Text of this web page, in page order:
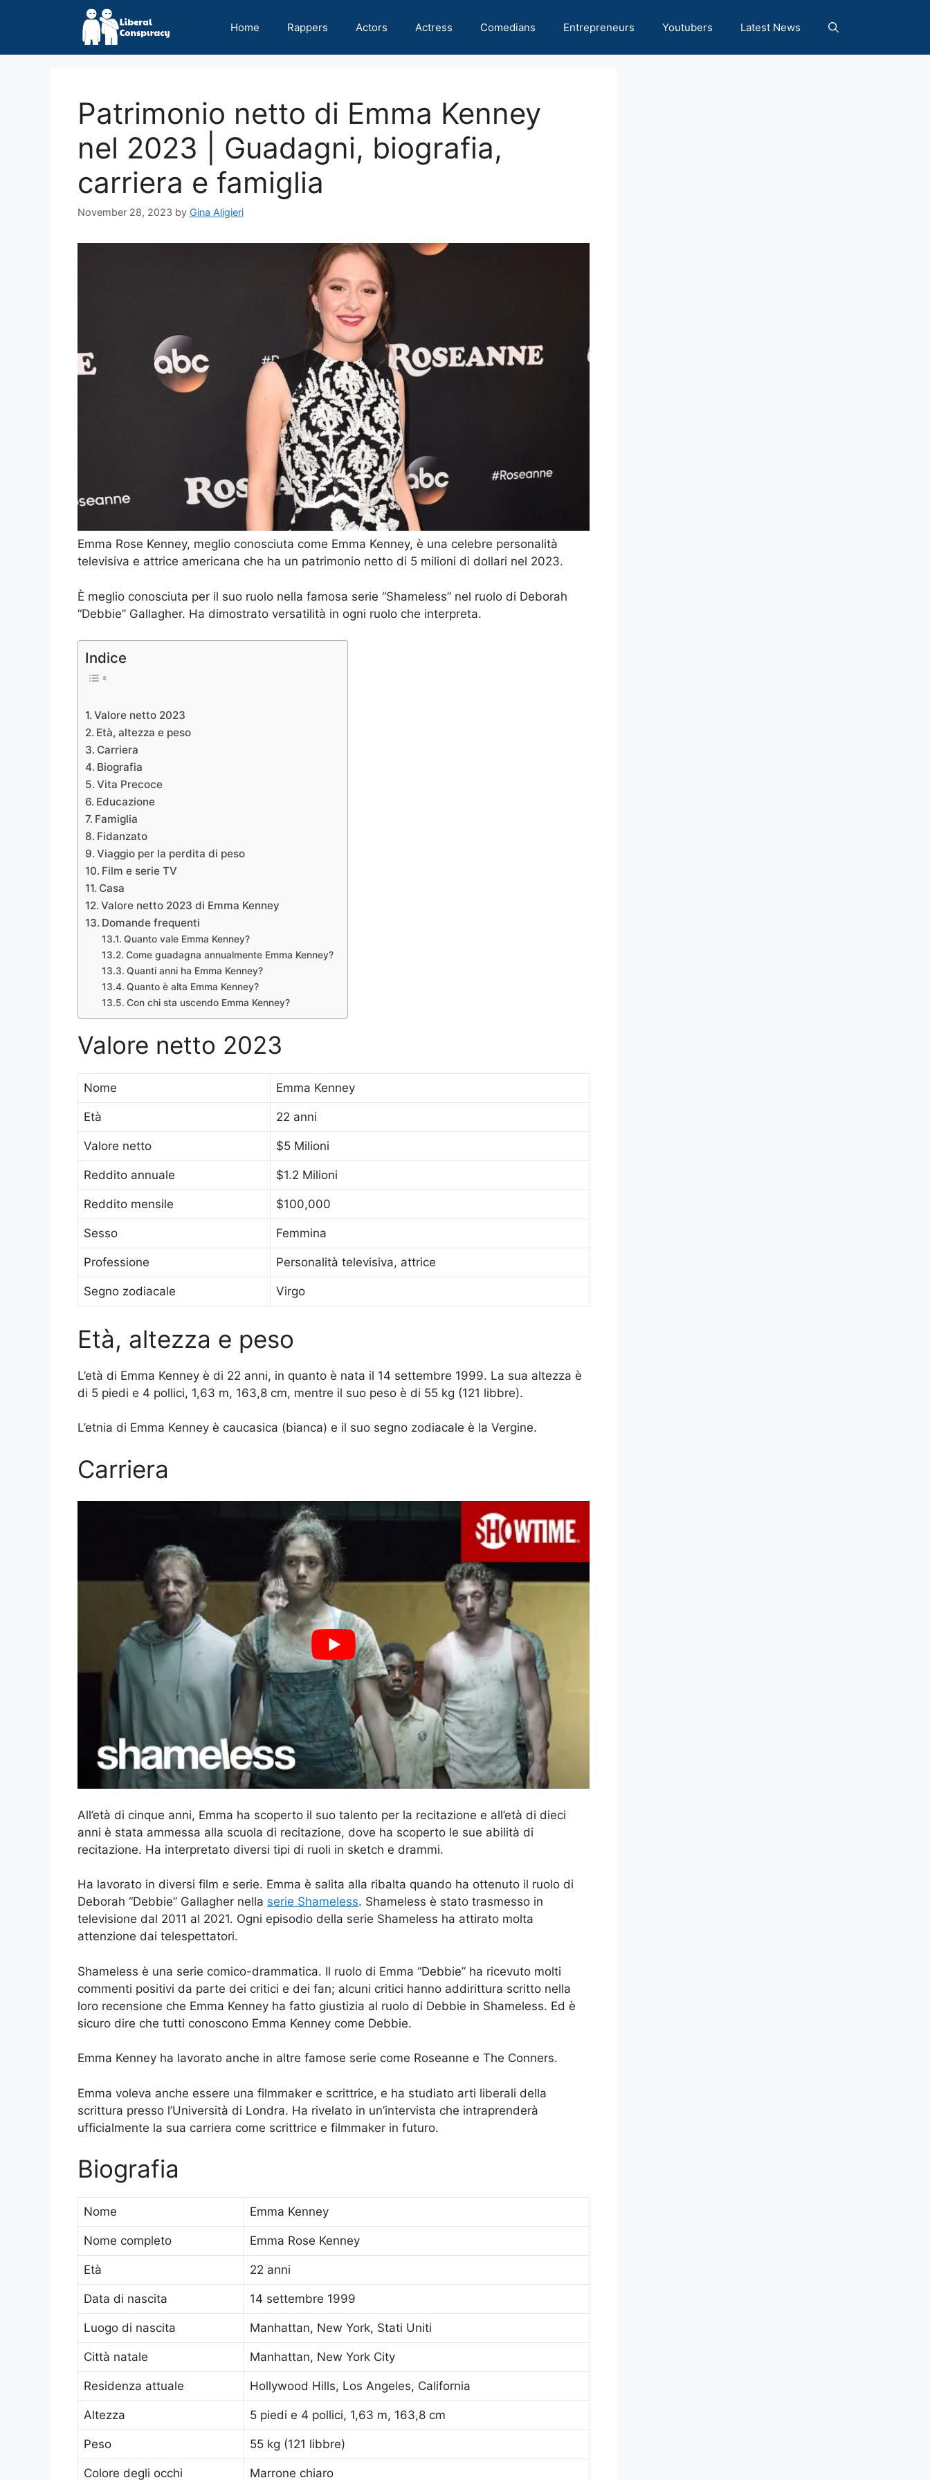
Home Rappers Actors Actress Comedians Entrepreneurs Youtubers Latest News
Patrimonio netto di Emma Kenney
nel 2023 | Guadagni, biografia,
carriera e famiglia
November 28, 2023 by Gina Aligieri
Emma Rose Kenney, meglio conosciuta come Emma Kenney, è una celebre personalità
televisiva e attrice americana che ha un patrimonio netto di 5 milioni di dollari nel 2023.
È meglio conosciuta per il suo ruolo nella famosa serie “Shameless” nel ruolo di Deborah
“Debbie” Gallagher. Ha dimostrato versatilità in ogni ruolo che interpreta.
Indice
Valore netto 2023
Età, altezza e peso
Carriera
Biografia
Vita Precoce
Educazione
Famiglia
Fidanzato
Viaggio per la perdita di peso
Film e serie TV
Casa
Valore netto 2023 di Emma Kenney
Domande frequenti
Quanto vale Emma Kenney?
Come guadagna annualmente Emma Kenney?
Quanti anni ha Emma Kenney?
Quanto è alta Emma Kenney?
Con chi sta uscendo Emma Kenney?
Valore netto 2023
Nome Emma Kenney
Età 22 anni
Valore netto $5 Milioni
Reddito annuale $1.2 Milioni
Reddito mensile $100,000
Sesso Femmina
Professione Personalità televisiva, attrice
Segno zodiacale Virgo
Età, altezza e peso
L’età di Emma Kenney è di 22 anni, in quanto è nata il 14 settembre 1999. La sua altezza è
di 5 piedi e 4 pollici, 1,63 m, 163,8 cm, mentre il suo peso è di 55 kg (121 libbre).
L’etnia di Emma Kenney è caucasica (bianca) e il suo segno zodiacale è la Vergine.
Carriera
All’età di cinque anni, Emma ha scoperto il suo talento per la recitazione e all’età di dieci
anni è stata ammessa alla scuola di recitazione, dove ha scoperto le sue abilità di
recitazione. Ha interpretato diversi tipi di ruoli in sketch e drammi.
Ha lavorato in diversi film e serie. Emma è salita alla ribalta quando ha ottenuto il ruolo di
Deborah “Debbie” Gallagher nella serie Shameless. Shameless è stato trasmesso in
televisione dal 2011 al 2021. Ogni episodio della serie Shameless ha attirato molta
attenzione dai telespettatori.
Shameless è una serie comico-drammatica. Il ruolo di Emma “Debbie” ha ricevuto molti
commenti positivi da parte dei critici e dei fan; alcuni critici hanno addirittura scritto nella
loro recensione che Emma Kenney ha fatto giustizia al ruolo di Debbie in Shameless. Ed è
sicuro dire che tutti conoscono Emma Kenney come Debbie.
Emma Kenney ha lavorato anche in altre famose serie come Roseanne e The Conners.
Emma voleva anche essere una filmmaker e scrittrice, e ha studiato arti liberali della
scrittura presso l’Università di Londra. Ha rivelato in un’intervista che intraprenderà
ufficialmente la sua carriera come scrittrice e filmmaker in futuro.
Biografia
Nome Emma Kenney
Nome completo Emma Rose Kenney
Età 22 anni
Data di nascita 14 settembre 1999
Luogo di nascita Manhattan, New York, Stati Uniti
Città natale Manhattan, New York City
Residenza attuale Hollywood Hills, Los Angeles, California
Altezza 5 piedi e 4 pollici, 1,63 m, 163,8 cm
Peso 55 kg (121 libbre)
Colore degli occhi Marrone chiaro